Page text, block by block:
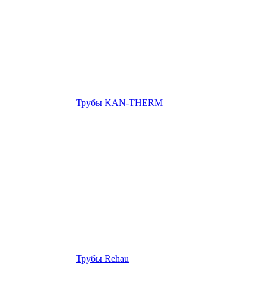
Трубы KAN-THERM
Трубы Rehau